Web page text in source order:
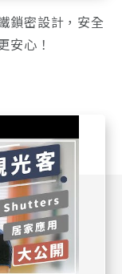
鎖密設計，安全
安心！